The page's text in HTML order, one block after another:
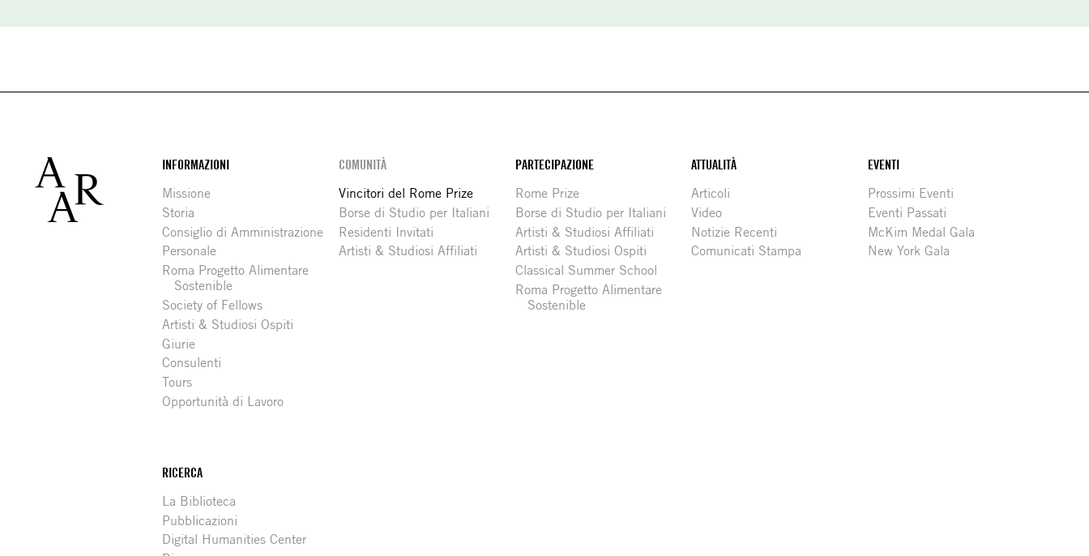
Footer
INFORMAZIONI
Missione
Storia
Consiglio di Amministrazione
Personale
Roma Progetto Alimentare
Sostenible
Society of Fellows
Artisti & Studiosi Ospiti
Giurie
Consulenti
Tours
Opportunità di Lavoro
COMUNITÀ
Vincitori del Rome Prize
Borse di Studio per Italiani
Residenti Invitati
Artisti & Studiosi Affiliati
PARTECIPAZIONE
Rome Prize
Borse di Studio per Italiani
Artisti & Studiosi Affiliati
Artisti & Studiosi Ospiti
Classical Summer School
Roma Progetto Alimentare
Sostenible
ATTUALITÀ
Articoli
Video
Notizie Recenti
Comunicati Stampa
EVENTI
Prossimi Eventi
Eventi Passati
McKim Medal Gala
New York Gala
RICERCA
La Biblioteca
Pubblicazioni
Digital Humanities Center